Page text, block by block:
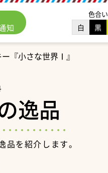
知
色合い
白 黒
『小さな世界Ⅰ』
逸品
を紹介します。